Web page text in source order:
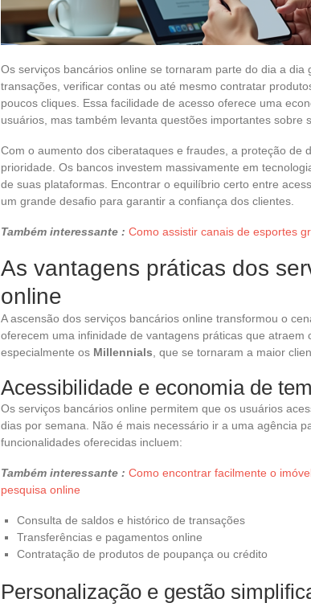
Os serviços bancários online se tornaram parte do dia a dia
transações, verificar contas ou até mesmo contratar
poucos cliques. Essa facilidade de acesso oferece uma
usuários, mas também levanta questões importantes sobre
Com o aumento dos ciberataques e fraudes, a proteção de
prioridade. Os bancos investem massivamente em
de suas plataformas. Encontrar o equilíbrio certo entre
um grande desafio para garantir a confiança dos clientes.
Também interessante : Como assistir canais de esportes
As vantagens práticas dos
online
A ascensão dos serviços bancários online transformou o
oferecem uma infinidade de vantagens práticas que atraem
especialmente os Millennials , que se tornaram a maior
Acessibilidade e economia de
Os serviços bancários online permitem que os usuários
dias por semana. Não é mais necessário ir a uma agência
funcionalidades oferecidas incluem:
Também interessante : Como encontrar facilmente o
pesquisa online
Consulta de saldos e histórico de transações
Transferências e pagamentos online
Contratação de produtos de poupança ou crédito
Personalização e gestão